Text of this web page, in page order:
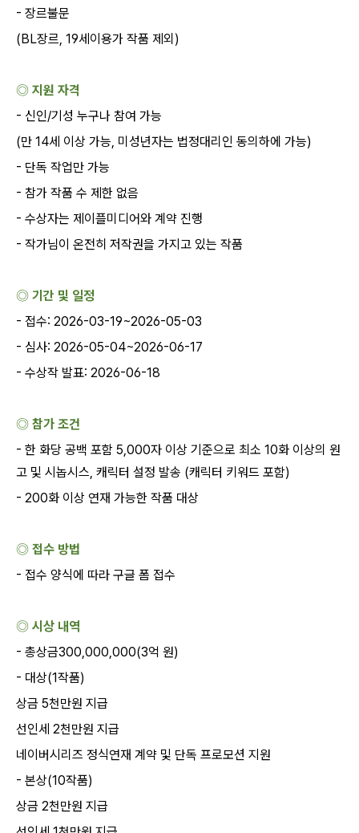
- 장르불문
(BL장르, 19세이용가 작품 제외 )
◎ 지원 자격
- 신인/기성 누구나 참여 가능
(만 14세 이상 가능, 미성년자는 법정대리인 동의하에 가능)
- 단독 작업만 가능
- 참가 작품 수 제한 없음
- 수상자는 제이플미디어와 계약 진행
- 작가님이 온전히 저작권을 가지고 있는 작품
◎ 기간 및 일정
- 접수: 2026-03-19~2026-05-03
- 심사: 2026-05-04~2026-06-17
- 수상작 발표: 2026-06-18
◎ 참가 조건
- 한 화당 공백 포함 5,000자 이상 기준으로 최소 10화 이상의 원
고 및 시놉시스, 캐릭터 설정 발송 (캐릭터 키워드 포함)
- 200화 이상 연재 가능한 작품 대상
◎ 접수 방법
- 접수 양식에 따라 구글 폼 접수
◎ 시상 내역
- 총상금300,000,000(3억 원)
- 대상(1작품)
상금 5천만원 지급
선인세 2천만원 지급
네이버시리즈 정식연재 계약 및 단독 프로모션 지원
- 본상(10작품)
상금 2천만원 지급